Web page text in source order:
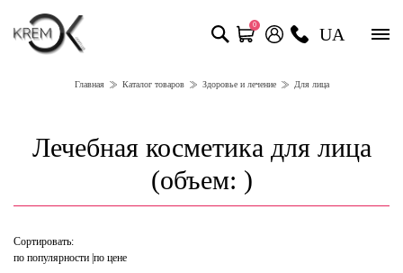
0 UA
Главная Каталог товаров Здоровье и лечение Для лица
Лечебная косметика для лица
(объем: )
Сортировать:
по популярности по цене